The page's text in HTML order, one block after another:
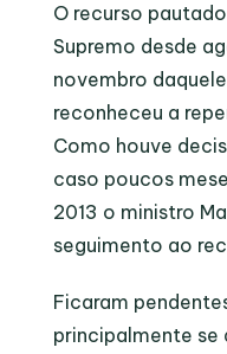
O recurso
Supremo desde
novembro
reconheceu a
Como houve
caso poucos
2013 o ministro
seguimento ao
Ficaram
principalmente se